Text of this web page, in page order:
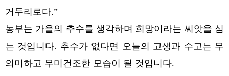
거두리로다.”
농부는 가을의 추수를 생각하며 희망이라는 씨앗을 심
는 것입니다. 추수가 없다면 오늘의 고생과 수고는 무
의미하고 무미건조한 모습이 될 것입니다.